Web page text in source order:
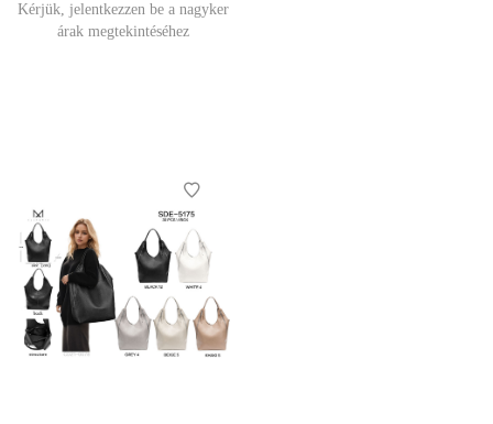
Kérjük, jelentkezzen be a nagyker
árak megtekintéséhez